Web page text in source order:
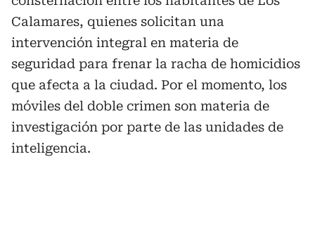
Calamares, quienes solicitan una
intervención integral en materia de
seguridad para frenar la racha de homicidios
que afecta a la ciudad. Por el momento, los
móviles del doble crimen son materia de
investigación por parte de las unidades de
inteligencia.